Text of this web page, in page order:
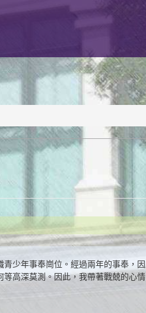
少年事奉崗位。經過兩年的事奉，
高深莫測。因此，我帶著戰兢的心情